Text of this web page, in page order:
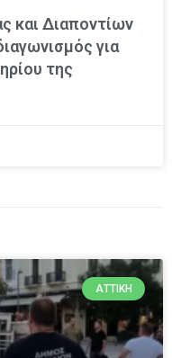
και Διαποντίων
για
της
ΑΤΤΙΚΉ